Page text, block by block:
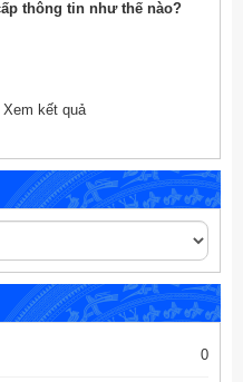
thông tin như thế nào?
Xem kết quả
0